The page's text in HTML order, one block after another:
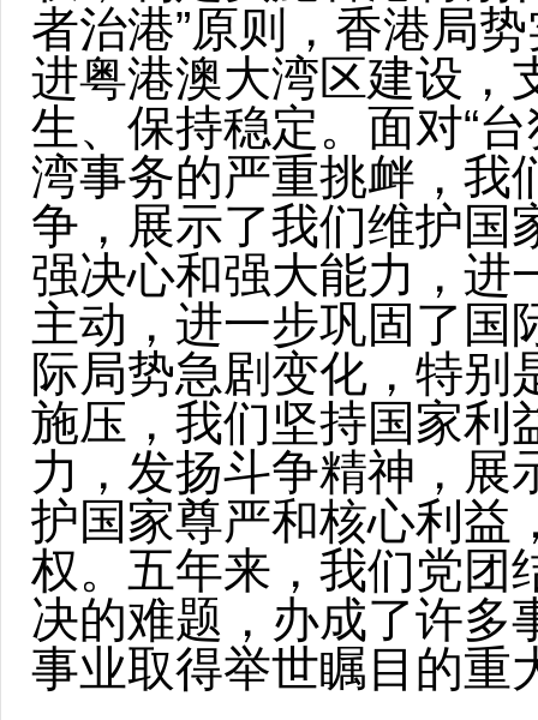
者治港”原则，香港局
进粤港澳大湾区建设，
生、保持稳定。面对“
湾事务的严重挑衅，我
争，展示了我们维护国
强决心和强大能力，进
主动，进一步巩固了国
际局势急剧变化，特别
施压，我们坚持国家利
力，发扬斗争精神，展
护国家尊严和核心利益
权。五年来，我们党团
决的难题，办成了许多
事业取得举世瞩目的重